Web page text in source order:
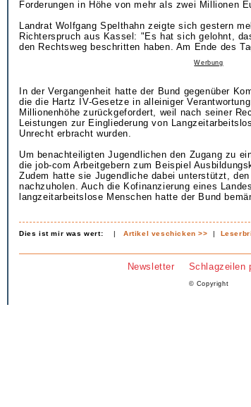
Forderungen in Höhe von mehr als zwei Millionen
Landrat Wolfgang Spelthahn zeigte sich gestern
Richterspruch aus Kassel: "Es hat sich gelohnt,
den Rechtsweg beschritten haben. Am Ende des
Werbung
In der Vergangenheit hatte der Bund gegenüber
die die Hartz IV-Gesetze in alleiniger
Millionenhöhe zurückgefordert, weil nach seiner
Leistungen zur Eingliederung von
Unrecht erbracht wurden.
Um benachteiligten Jugendlichen den Zugang zu
die job-com Arbeitgebern zum Beispiel
Zudem hatte sie Jugendliche dabei unterstützt,
nachzuholen. Auch die Kofinanzierung eines
langzeitarbeitslose Menschen hatte der Bund
Dies ist mir was wert: |Artikel veschicken >> |
Newsletter Schlagzeilen
© Copyright